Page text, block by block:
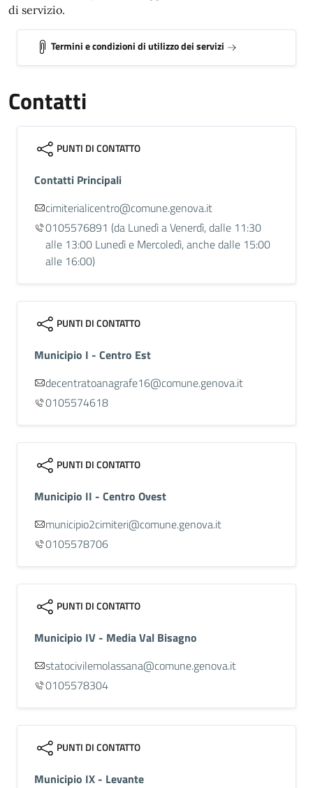
di servizio.
Termini e condizioni di utilizzo dei servizi
Contatti
PUNTI DI CONTATTO
Contatti Principali
cimiterialicentro@comune.genova.it
0105576891 (da Lunedì a Venerdì, dalle 11:30
alle 13:00 Lunedì e Mercoledì, anche dalle 15:00
alle 16:00)
PUNTI DI CONTATTO
Municipio I - Centro Est
decentratoanagrafe16@comune.genova.it
0105574618
PUNTI DI CONTATTO
Municipio II - Centro Ovest
municipio2cimiteri@comune.genova.it
0105578706
PUNTI DI CONTATTO
Municipio IV - Media Val Bisagno
statocivilemolassana@comune.genova.it
0105578304
PUNTI DI CONTATTO
Municipio IX - Levante